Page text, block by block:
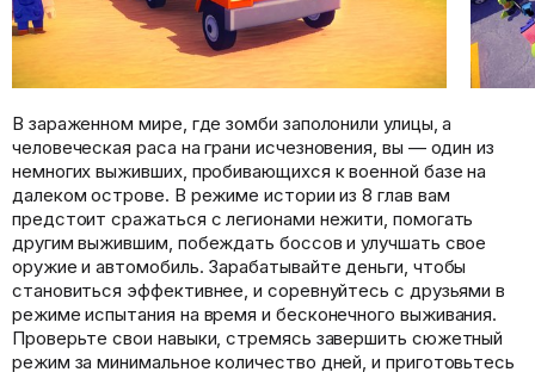
В зараженном мире, где зомби заполонили улицы, а
человеческая раса на грани исчезновения, вы — один из
немногих выживших, пробивающихся к военной базе на
далеком острове. В режиме истории из 8 глав вам
предстоит сражаться с легионами нежити, помогать
другим выжившим, побеждать боссов и улучшать свое
оружие и автомобиль. Зарабатывайте деньги, чтобы
становиться эффективнее, и соревнуйтесь с друзьями в
режиме испытания на время и бесконечного выживания.
Проверьте свои навыки, стремясь завершить сюжетный
режим за минимальное количество дней, и приготовьтесь